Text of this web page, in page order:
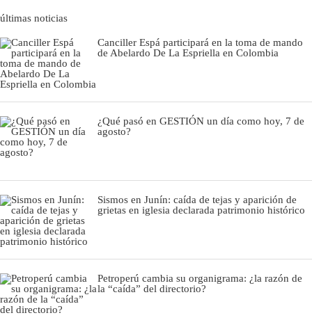
últimas noticias
Canciller Espá participará en la toma de mando
de Abelardo De La Espriella en Colombia
¿Qué pasó en GESTIÓN un día como hoy, 7 de
agosto?
Sismos en Junín: caída de tejas y aparición de
grietas en iglesia declarada patrimonio histórico
Petroperú cambia su organigrama: ¿la razón de
la “caída” del directorio?